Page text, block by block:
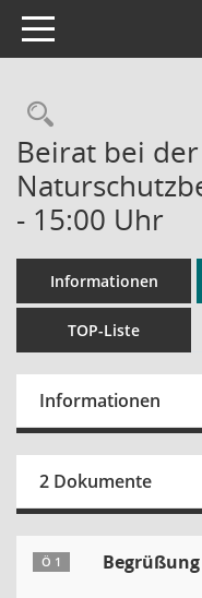
Toggle navigation
Beirat bei
- 15:00 Uhr
Informationen
TOP-Liste
Informationen
2 Dokumente
Ö 1 Begrüßung